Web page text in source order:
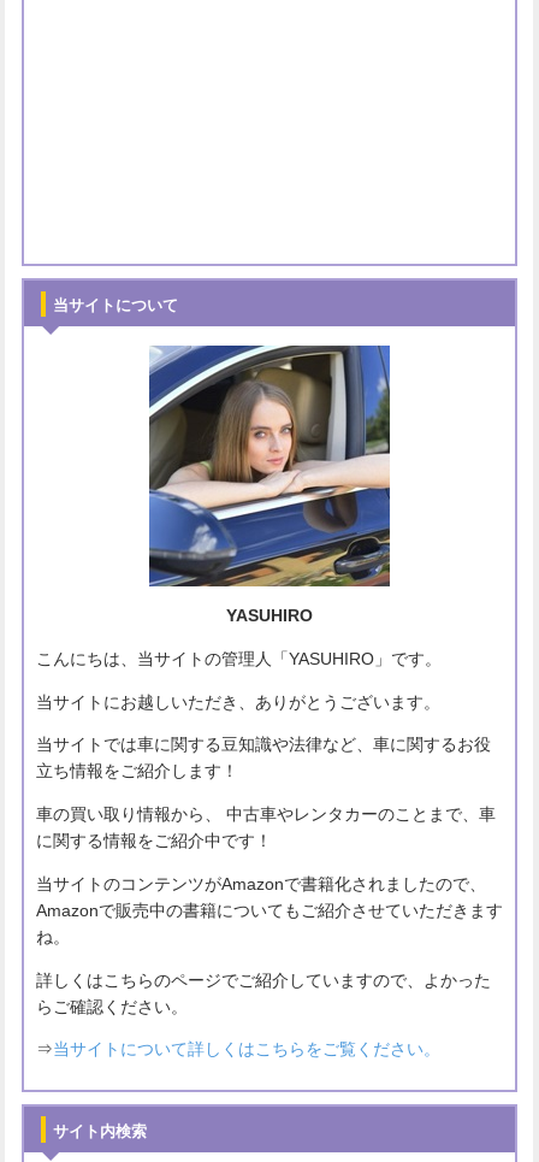
当サイトについて
YASUHIRO
こんにちは、当サイトの管理人「YASUHIRO」です。
当サイトにお越しいただき、ありがとうございます。
当サイトでは車に関する豆知識や法律など、車に関するお役
立ち情報をご紹介します！
車の買い取り情報から、 中古車やレンタカーのことまで、車
に関する情報をご紹介中です！
当サイトのコンテンツがAmazonで書籍化されましたので、
Amazonで販売中の書籍についてもご紹介させていただきます
ね。
詳しくはこちらのページでご紹介していますので、よかった
らご確認ください。
⇒当サイトについて詳しくはこちらをご覧ください。
サイト内検索